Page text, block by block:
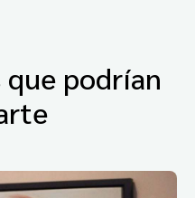
podrían